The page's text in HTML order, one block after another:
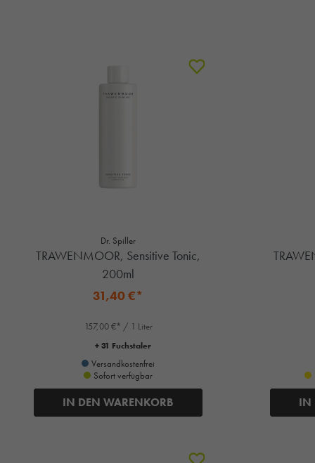
Dr. Spiller
TRAWENMOOR, Sensitive Tonic,
200ml
31,40 €*
157,00 €* / 1 Liter
+ 31 Fuchstaler
Versandkostenfrei
Sofort verfügbar
IN DEN WARENKORB IN